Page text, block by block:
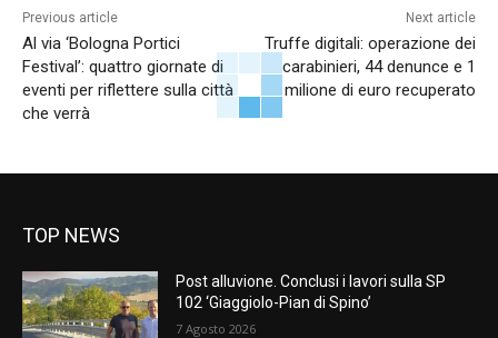
Previous article
Al via ‘Bologna Portici
Festival’: quattro giornate di
eventi per riflettere sulla città
che verrà
Next article
Truffe digitali: operazione dei
carabinieri, 44 denunce e 1
milione di euro recuperato
TOP NEWS
Post alluvione. Conclusi i lavori sulla SP
102 ‘Giaggiolo-Pian di Spino’
7 Agosto 2026